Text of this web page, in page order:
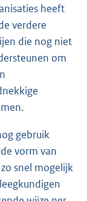
heeft
verdere
die nog niet
om
gebruik
vorm van
snel mogelijk